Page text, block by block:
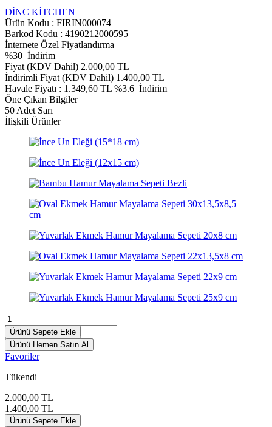
DİNC KİTCHEN
Ürün Kodu : FIRIN000074
Barkod Kodu : 4190212000595
İnternete Özel Fiyatlandırma
%30 İndirim
Fiyat (KDV Dahil) 2.000,00 TL
İndirimli Fiyat (KDV Dahil) 1.400,00 TL
Havale Fiyatı : 1.349,60 TL %3.6 İndirim
Öne Çıkan Bilgiler
50 Adet Sarı
İlişkili Ürünler
Ürünü Sepete Ekle
Ürünü Hemen Satın Al
Favoriler
Tükendi
2.000,00 TL
1.400,00 TL
Ürünü Sepete Ekle